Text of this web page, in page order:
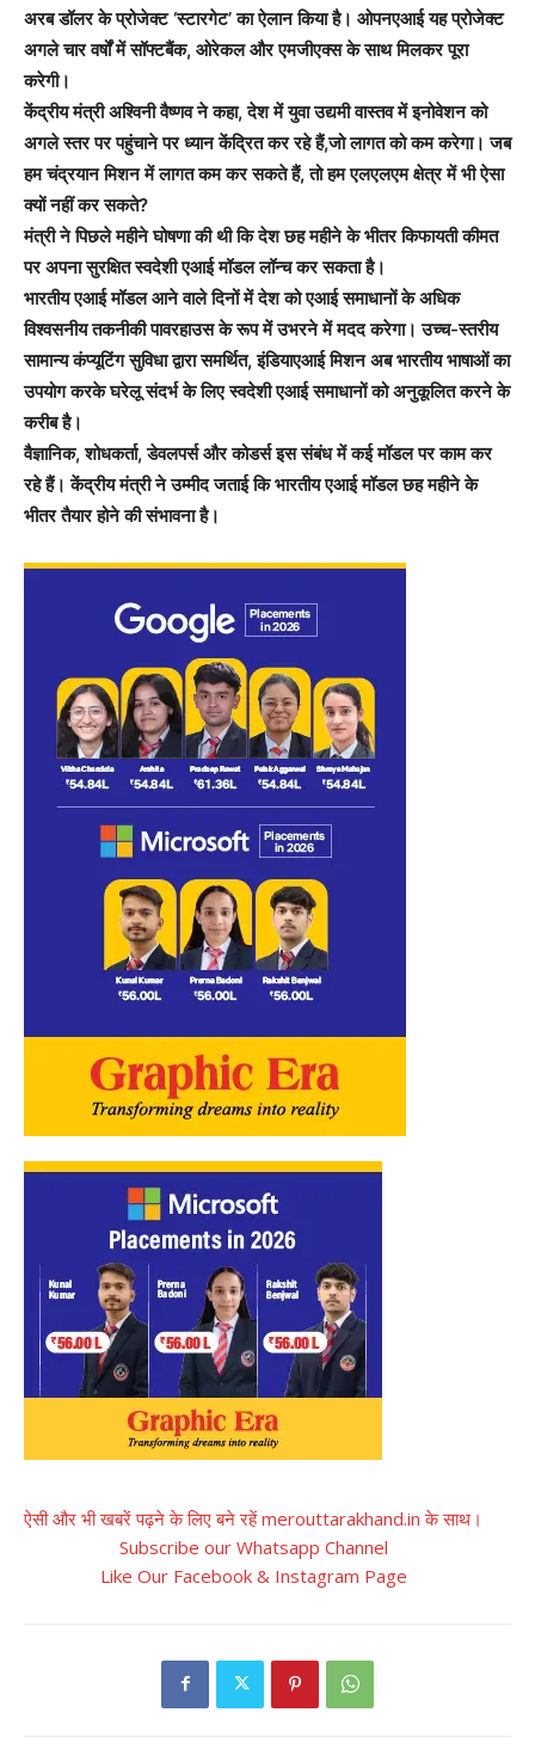
अरब डॉलर के प्रोजेक्ट ‘स्टारगेट’ का ऐलान किया है। ओपनएआई यह प्रोजेक्ट
अगले चार वर्षों में सॉफ्टबैंक, ओरेकल और एमजीएक्स के साथ मिलकर पूरा
करेगी।
केंद्रीय मंत्री अश्विनी वैष्णव ने कहा, देश में युवा उद्यमी वास्तव में इनोवेशन को
अगले स्तर पर पहुंचाने पर ध्यान केंद्रित कर रहे हैं,जो लागत को कम करेगा। जब
हम चंद्रयान मिशन में लागत कम कर सकते हैं, तो हम एलएलएम क्षेत्र में भी ऐसा
क्यों नहीं कर सकते?
मंत्री ने पिछले महीने घोषणा की थी कि देश छह महीने के भीतर किफायती कीमत
पर अपना सुरक्षित स्वदेशी एआई मॉडल लॉन्च कर सकता है।
भारतीय एआई मॉडल आने वाले दिनों में देश को एआई समाधानों के अधिक
विश्वसनीय तकनीकी पावरहाउस के रूप में उभरने में मदद करेगा। उच्च-स्तरीय
सामान्य कंप्यूटिंग सुविधा द्वारा समर्थित, इंडियाएआई मिशन अब भारतीय भाषाओं का
उपयोग करके घरेलू संदर्भ के लिए स्वदेशी एआई समाधानों को अनुकूलित करने के
करीब है।
वैज्ञानिक, शोधकर्ता, डेवलपर्स और कोडर्स इस संबंध में कई मॉडल पर काम कर
रहे हैं। केंद्रीय मंत्री ने उम्मीद जताई कि भारतीय एआई मॉडल छह महीने के
भीतर तैयार होने की संभावना है।
ऐसी और भी खबरें पढ़ने के लिए बने रहें merouttarakhand.in के साथ।
Subscribe our Whatsapp Channel
Like Our Facebook & Instagram Page